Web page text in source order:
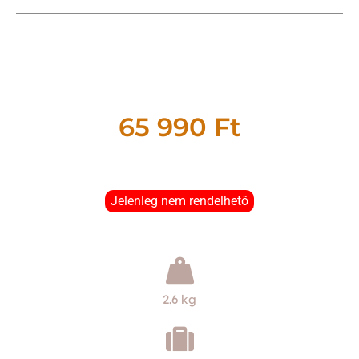
65 990 Ft
Jelenleg nem rendelhető
2.6 kg